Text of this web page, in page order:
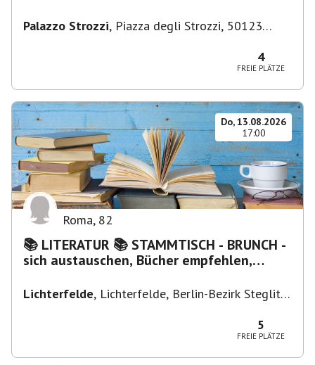
Palazzo Strozzi, Piazza degli Strozzi, 50123
4
FREIE PLÄTZE
Do, 13.08.2026
17:00
Roma, 82
📚 LITERATUR 📚 STAMMTISCH - BRUNCH -
sich austauschen, Bücher empfehlen,
Lichterfelde, Lichterfelde, Berlin-Bezirk Steglitz-
5
FREIE PLÄTZE